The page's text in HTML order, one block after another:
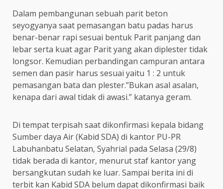
Dalam pembangunan sebuah parit beton
seyogyanya saat pemasangan batu padas harus
benar-benar rapi sesuai bentuk Parit panjang dan
lebar serta kuat agar Parit yang akan diplester tidak
longsor. Kemudian perbandingan campuran antara
semen dan pasir harus sesuai yaitu 1 : 2 untuk
pemasangan bata dan plester.”Bukan asal asalan,
kenapa dari awal tidak di awasi.” katanya geram.
Di tempat terpisah saat dikonfirmasi kepala bidang
Sumber daya Air (Kabid SDA) di kantor PU-PR
Labuhanbatu Selatan, Syahrial pada Selasa (29/8)
tidak berada di kantor, menurut staf kantor yang
bersangkutan sudah ke luar. Sampai berita ini di
terbit kan Kabid SDA belum dapat dikonfirmasi baik